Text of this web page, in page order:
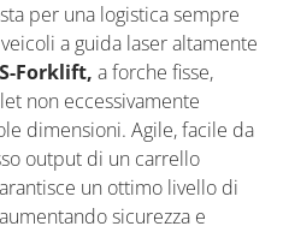
per una logistica sempre
a guida laser altamente
Forklift, a forche fisse,
non eccessivamente
dimensioni. Agile, facile da
output di un carrello
un ottimo livello di
sicurezza e